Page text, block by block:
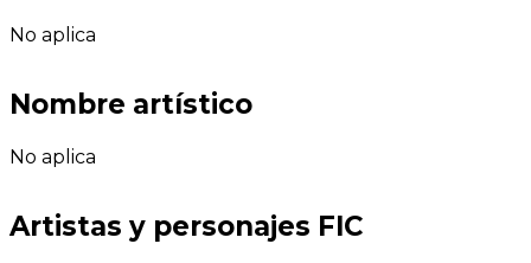
No aplica
Nombre artístico
No aplica
Artistas y personajes FIC